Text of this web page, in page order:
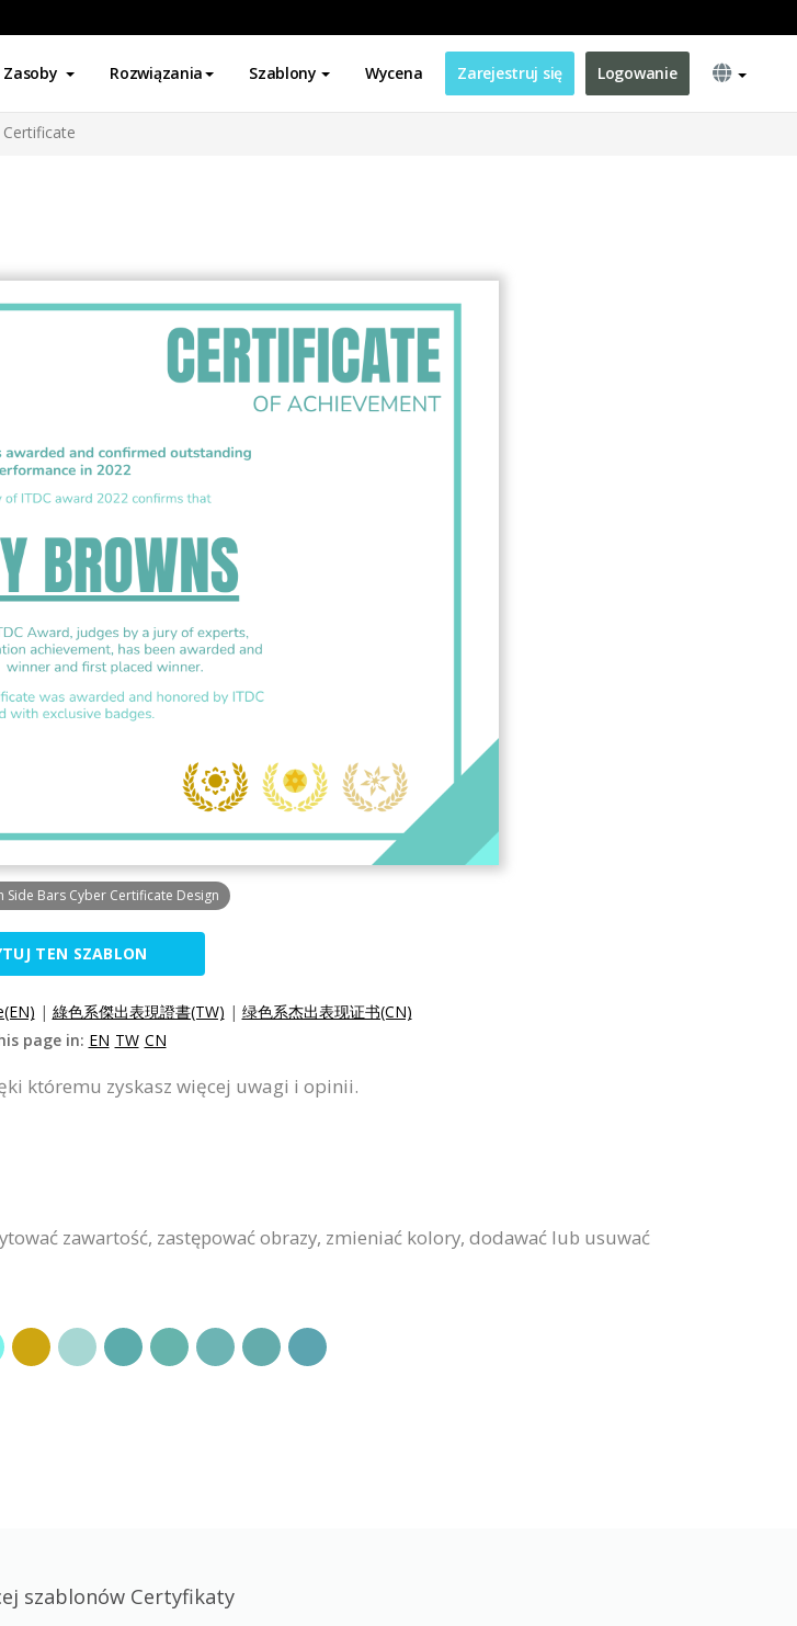
Zasoby Rozwiązania Szablony Wycena Zarejestruj się Logowanie
Certificate
Side Bars Cyber Certificate Design
TEN SZABLON
| 綠色系傑出表現證書(TW) | 绿色系杰出表现证书(CN)
page in: EN TW CN
któremu zyskasz więcej uwagi i opinii.
zawartość, zastępować obrazy, zmieniać kolory, dodawać lub usuwać
szablonów Certyfikaty